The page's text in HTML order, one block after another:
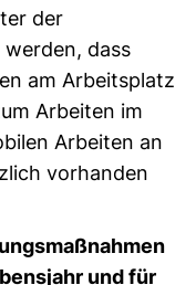
der
dass
am Arbeitsplatz
Arbeiten im
Arbeiten an
vorhanden
und für